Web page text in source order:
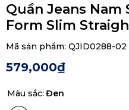
Quần Jeans Nam
Form Slim
Mã sản phẩm: QJID0288-02
579,000₫
Màu sắc: Đen